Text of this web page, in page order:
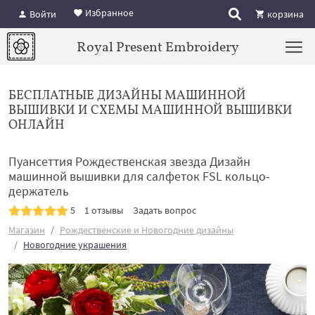
Войти Избранное корзина
Royal Present Embroidery
БЕСПЛАТНЫЕ ДИЗАЙНЫ МАШИННОЙ
ВЫШИВКИ И СХЕМЫ МАШИННОЙ ВЫШИВКИ
ОНЛАЙН
Пуансеттия Рождественская звезда Дизайн
машинной вышивки для салфеток FSL кольцо-
держатель
5 1 отзывы
Задать вопрос
Магазин
Рождественские и Новогодние дизайны
Новогодние украшения